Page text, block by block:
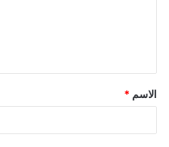
ق
*
الاسم *